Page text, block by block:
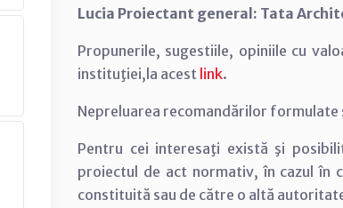
Lucia Proiectant general: Tata
Propunerile, sugestiile, opiniile cu
instituţiei,la acest link.
Nepreluarea recomandărilor formulate
Pentru cei interesaţi există şi
proiectul de act normativ, în cazul în
constituită sau de către o altă